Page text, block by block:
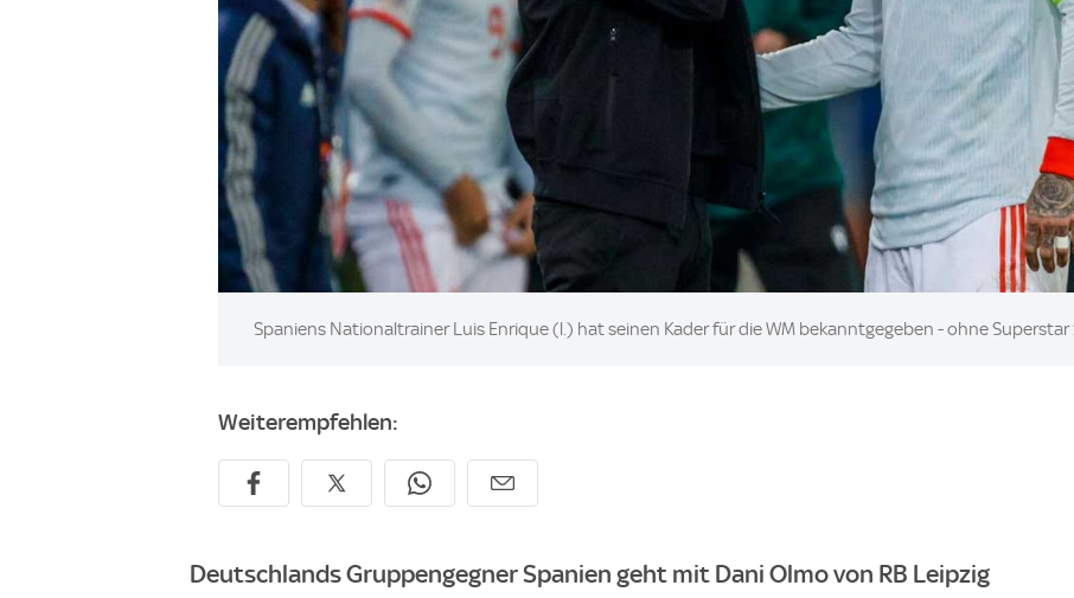
Image:
Spaniens Nationaltrainer Luis Enrique (l.) hat seinen Kader für die WM bekanntgegeben - ohne Superstar
Weiterempfehlen:
Deutschlands Gruppengegner Spanien geht mit Dani Olmo von RB Leipzig